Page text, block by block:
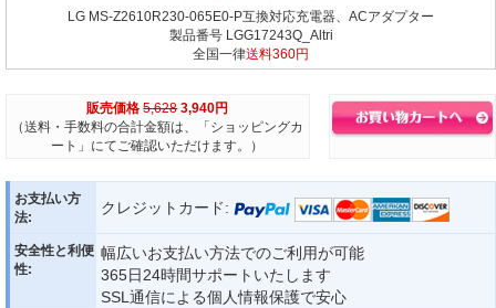
LG MS-Z2610R230-065E0-P互換対応充電器、ACアダプター
製品番号 LGG17243Q_Altri
全国一律送料360円
販売価格 5,628 3,940円
（送料・手数料の合計金額は、「ショッピングカ
ート」にてご確認いただけます。）
お支払い方
法:
クレジットカード:
安全性と利便
性:
幅広いお支払い方法でのご利用が可能
365日24時間サポートいたします
SSL通信による個人情報保護で安心